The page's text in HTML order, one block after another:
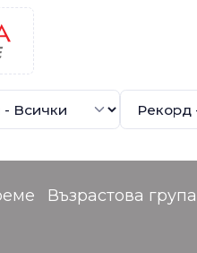
Възрастова група